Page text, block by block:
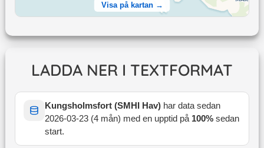
Visa på kartan →
LADDA NER I TEXTFORMAT
Kungsholmsfort (SMHI Hav)har data sedan
2026-03-23(4 mån) med en upptid på 100% sedan
start.